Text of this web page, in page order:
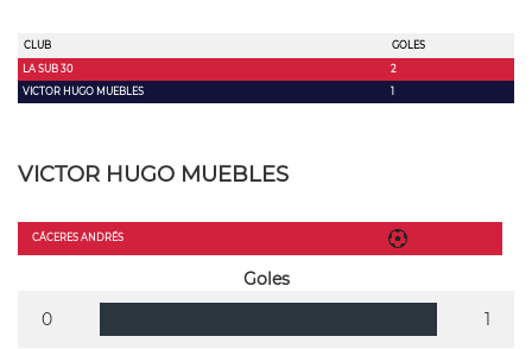
CLUB
GOLES
LA SUB 30
2
VICTOR HUGO MUEBLES
1
VICTOR HUGO MUEBLES
CÁCERES ANDRÉS
Goles
0
1